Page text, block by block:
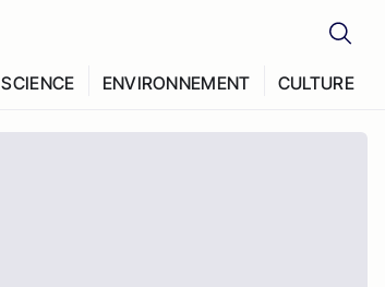
SCIENCE ENVIRONNEMENT CULTURE